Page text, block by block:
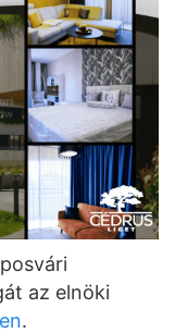
az elnöki
.